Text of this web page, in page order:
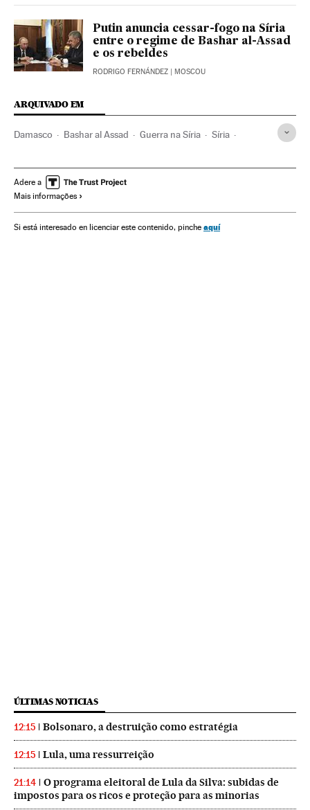
Putin anuncia cessar-fogo na Síria
entre o regime de Bashar al-Assad
e os rebeldes
RODRIGO FERNÁNDEZ | MOSCOU
ARQUIVADO EM
Damasco Bashar al Assad Guerra na Síria Síria
Meio ambiente
Adere a
Mais informações
Si está interesado en licenciar este contenido, pinche aquí
ÚLTIMAS NOTICIAS
12:15 Bolsonaro, a destruição como estratégia
12:15 Lula, uma ressurreição
21:14
O programa eleitoral de Lula da Silva: subidas de
impostos para os ricos e proteção para as minorias